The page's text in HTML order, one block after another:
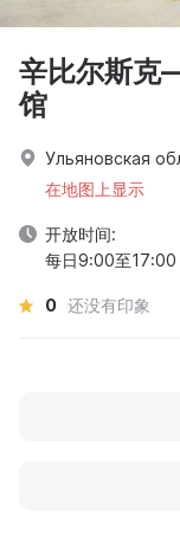
辛比尔斯克
馆
Ульяновская
在地图上显示
开放时间:
每日9:00至17:00
0 还没有印象